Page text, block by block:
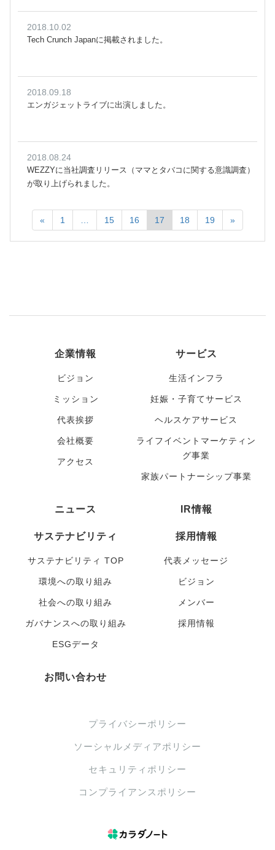
2018.10.02
Tech Crunch Japanに掲載されました。
2018.09.18
エンガジェットライブに出演しました。
2018.08.24
WEZZYに当社調査リリース（ママとタバコに関する意識調査）
が取り上げられました。
« 1 15 16 17 18 19 »
企業情報
ビジョン
ミッション
代表挨拶
会社概要
アクセス
サービス
生活インフラ
妊娠・子育てサービス
ヘルスケアサービス
ライフイベントマーケティン
グ事業
家族パートナーシップ事業
ニュース IR情報
サステナビリティ
サステナビリティ TOP
環境への取り組み
社会への取り組み
ガバナンスへの取り組み
ESGデータ
採用情報
代表メッセージ
ビジョン
メンバー
採用情報
お問い合わせ
プライバシーポリシー
ソーシャルメディアポリシー
セキュリティポリシー
コンプライアンスポリシー